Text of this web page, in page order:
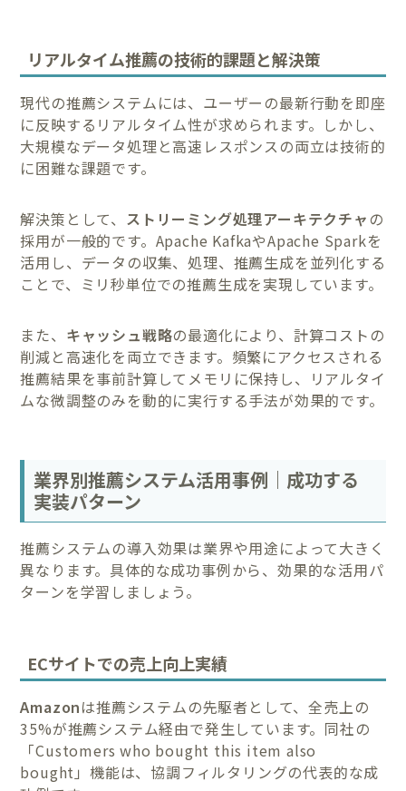
リアルタイム推薦の技術的課題と解決策
現代の推薦システムには、ユーザーの最新行動を即座
に反映するリアルタイム性が求められます。しかし、
大規模なデータ処理と高速レスポンスの両立は技術的
に困難な課題です。
解決策として、 ストリーミング処理アーキテクチャ の
採用が一般的です。Apache KafkaやApache Sparkを
活用し、データの収集、処理、推薦生成を並列化する
ことで、ミリ秒単位での推薦生成を実現しています。
また、 キャッシュ戦略の最適化により、計算コストの
削減と高速化を両立できます。頻繁にアクセスされる
推薦結果を事前計算してメモリに保持し、リアルタイ
ムな微調整のみを動的に実行する手法が効果的です。
業界別推薦システム活用事例｜成功する
実装パターン
推薦システムの導入効果は業界や用途によって大きく
異なります。具体的な成功事例から、効果的な活用パ
ターンを学習しましょう。
ECサイトでの売上向上実績
Amazonは推薦システムの先駆者として、全売上の
35%が推薦システム経由で発生しています。同社の
「Customers who bought this item also
bought」機能は、協調フィルタリングの代表的な成